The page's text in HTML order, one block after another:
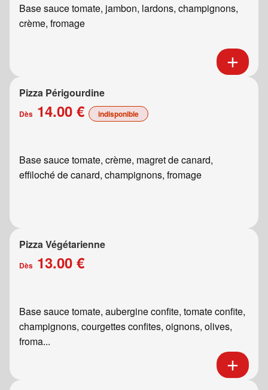
Base sauce tomate, jambon, lardons, champignons,
crème, fromage
Pizza Périgourdine
Dès 14.00 € indisponible
Base sauce tomate, crème, magret de canard,
effiloché de canard, champignons, fromage
Pizza Végétarienne
Dès 13.00 €
Base sauce tomate, aubergine confite, tomate confite,
champignons, courgettes confites, oignons, olives,
froma...